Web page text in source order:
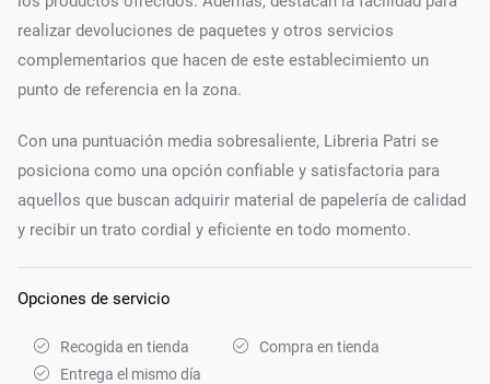
realizar devoluciones de paquetes y otros servicios
complementarios que hacen de este establecimiento un
punto de referencia en la zona.
Con una puntuación media sobresaliente, Libreria Patri se
posiciona como una opción confiable y satisfactoria para
aquellos que buscan adquirir material de papelería de calidad
y recibir un trato cordial y eficiente en todo momento.
Opciones de servicio
Recogida en tienda
Compra en tienda
Entrega el mismo día